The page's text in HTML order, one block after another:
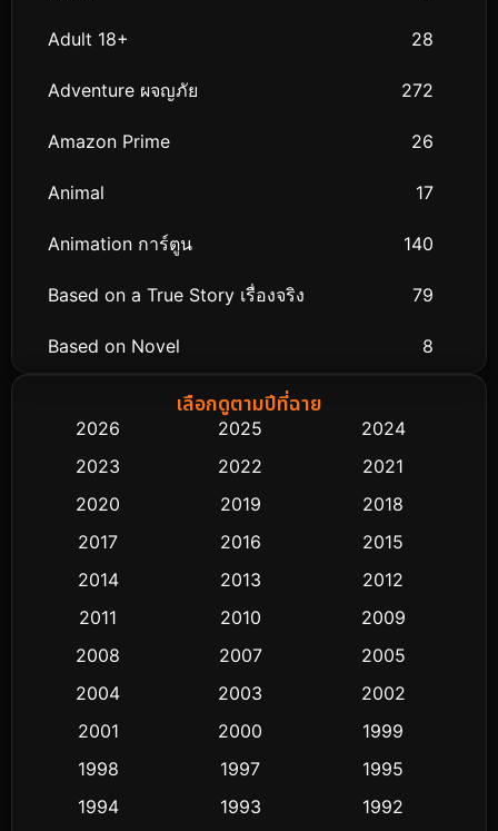
Adult 18+ 28
Adventure ผจญภัย 272
Amazon Prime 26
Animal 17
Animation การ์ตูน 140
Based on a True Story เรื่องจริง 79
Based on Novel 8
Biography ชีวิตจริง
Classic หนังคลาสสิก
Comedy ตลก 435
Crime อาชญากรรม
Cult Film
Dance เต้น
เลือกดูตามปีที่ฉาย
2026 2025
2024
2023
2022
2021
2020
2019
2018
2017
2016
2015
2014
2013
2012
2011
2010
2009
2008
2007
2005
2004
2003
2002
2001
2000
1999
1998
1997
1995
1994
1993
1992